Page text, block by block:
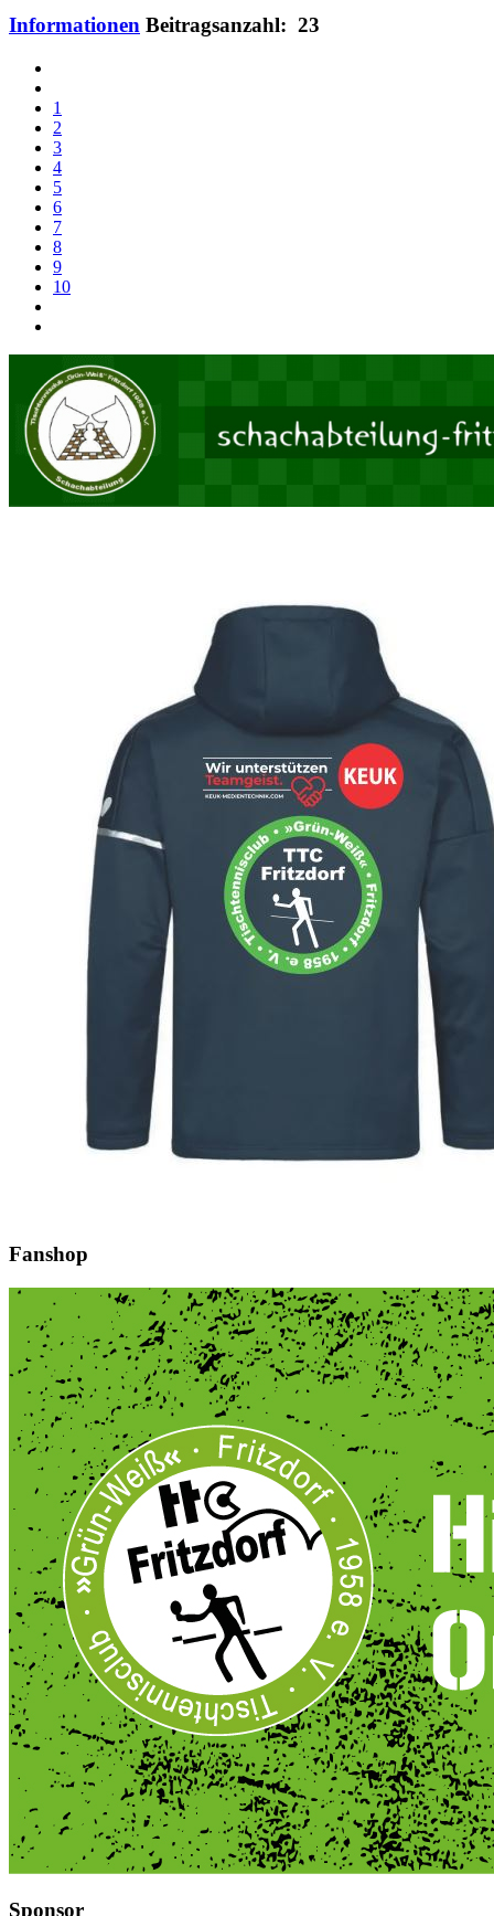
Informationen Beitragsanzahl: 23
1
2
3
4
5
6
7
8
9
10
Fanshop
Sponsor